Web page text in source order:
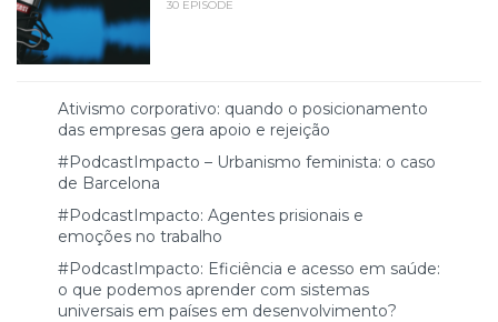
30 EPISODE
Ativismo corporativo: quando o posicionamento
das empresas gera apoio e rejeição
#PodcastImpacto – Urbanismo feminista: o caso
de Barcelona
#PodcastImpacto: Agentes prisionais e
emoções no trabalho
#PodcastImpacto: Eficiência e acesso em saúde:
o que podemos aprender com sistemas
universais em países em desenvolvimento?